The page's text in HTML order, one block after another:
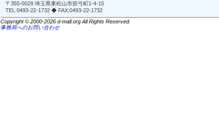
〒355-0028 埼玉県東松山市箭弓町1-4-15
TEL:0493-22-1732 ◆ FAX:0493-22-1732
Copyright © 2000-2026 d-mall.org All Rights Reserved.
事務局へのお問い合わせ